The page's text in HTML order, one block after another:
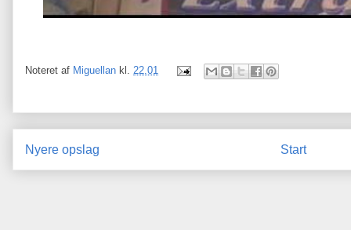
Noteret af Miguellan kl. 22.01
Nyere opslag Start